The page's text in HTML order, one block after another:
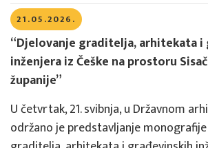
21.05.2026.
“Djelovanje graditelja, arhitekata i
inženjera iz Češke na prostoru
županije”
U četvrtak, 21. svibnja, u Državnom
održano je predstavljanje monografije